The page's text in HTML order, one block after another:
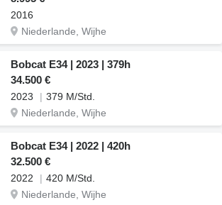
2016
Niederlande, Wijhe
Bobcat E34 | 2023 | 379h
34.500 €
2023
379 M/Std.
Niederlande, Wijhe
Bobcat E34 | 2022 | 420h
32.500 €
2022
420 M/Std.
Niederlande, Wijhe